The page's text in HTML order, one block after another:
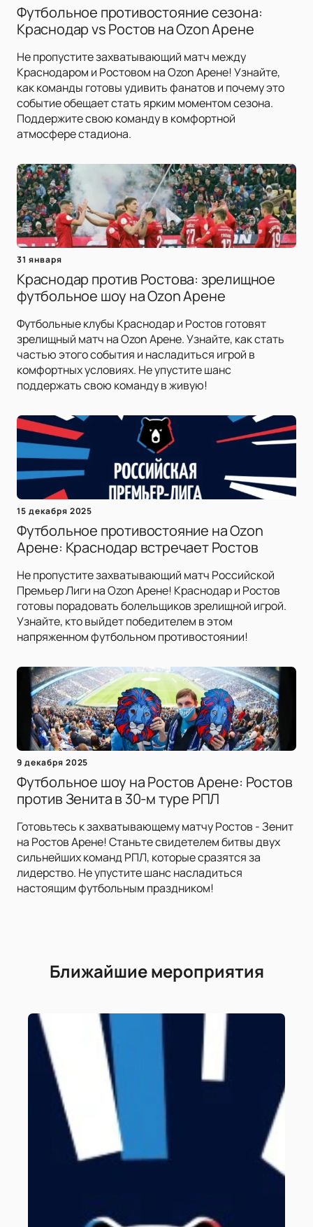
Футбольное противостояние сезона:
Краснодар vs Ростов на Ozon Арене
Не пропустите захватывающий матч между
Краснодаром и Ростовом на Ozon Арене! Узнайте,
как команды готовы удивить фанатов и почему это
событие обещает стать ярким моментом сезона.
Поддержите свою команду в комфортной
атмосфере стадиона.
31 января
Краснодар против Ростова: зрелищное
футбольное шоу на Ozon Арене
Футбольные клубы Краснодар и Ростов готовят
зрелищный матч на Ozon Арене. Узнайте, как стать
частью этого события и насладиться игрой в
комфортных условиях. Не упустите шанс
поддержать свою команду в живую!
15 декабря 2025
Футбольное противостояние на Ozon
Арене: Краснодар встречает Ростов
Не пропустите захватывающий матч Российской
Премьер Лиги на Ozon Арене! Краснодар и Ростов
готовы порадовать болельщиков зрелищной игрой.
Узнайте, кто выйдет победителем в этом
напряженном футбольном противостоянии!
9 декабря 2025
Футбольное шоу на Ростов Арене: Ростов
против Зенита в 30-м туре РПЛ
Готовьтесь к захватывающему матчу Ростов - Зенит
на Ростов Арене! Станьте свидетелем битвы двух
сильнейших команд РПЛ, которые сразятся за
лидерство. Не упустите шанс насладиться
настоящим футбольным праздником!
Ближайшие мероприятия